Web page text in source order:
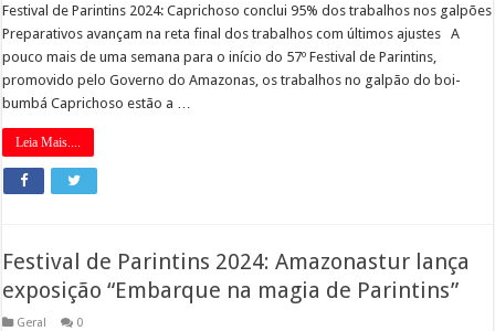
Festival de Parintins 2024: Caprichoso conclui 95% dos trabalhos nos galpões
Preparativos avançam na reta final dos trabalhos com últimos ajustes A
pouco mais de uma semana para o início do 57º Festival de Parintins,
promovido pelo Governo do Amazonas, os trabalhos no galpão do boi-
bumbá Caprichoso estão a …
Leia Mais....
Festival de Parintins 2024: Amazonastur lança
exposição “Embarque na magia de Parintins”
Geral 0